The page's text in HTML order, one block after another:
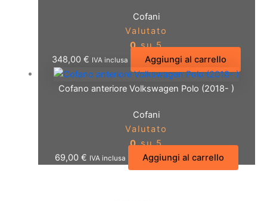
Cofani
Valutato
0su 5
348,00€ IVA inclusa Aggiungi al carrello
Cofano anteriore Volkswagen Polo (2018- )
Cofani
Valutato
0su 5
69,00 € IVA inclusa Aggiungi al carrello